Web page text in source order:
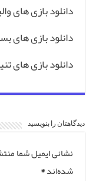
دانلود بازی های
دانلود بازی های
دانلود بازی های
دیدگاهتان را بنویسید
نشانی ایمیل شما
شده‌اند*